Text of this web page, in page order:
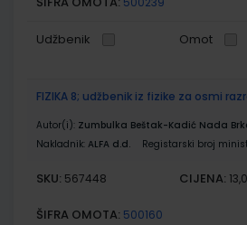
Udžbenik Omot
FIZIKA 8; udžbenik iz fizike za osmi
Autor(i): Zumbulka Beštak-Kadić Nada
Nakladnik: ALFA d.d. Registarski broj
SKU: 567448 CIJENA:
ŠIFRA OMOTA: 500160